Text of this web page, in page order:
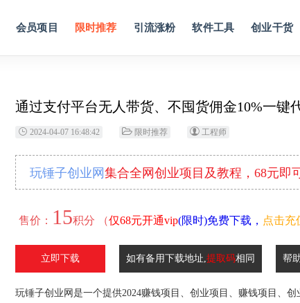
会员项目 限时推荐 引流涨粉 软件工具 创业干货
通过支付平台无人带货、不囤货佣金10%一键
2024-04-07 16:48:42 限时推荐 工程师
玩锤子创业网 集合全网创业项目及教程，68元即
售价： 15积分 （仅68元开通vip(限时)免费下载， 点击充
立即下载 如有备用下载地址,提取码相同 帮
玩锤子创业网是一个提供2024赚钱项目、创业项目、赚钱项目、